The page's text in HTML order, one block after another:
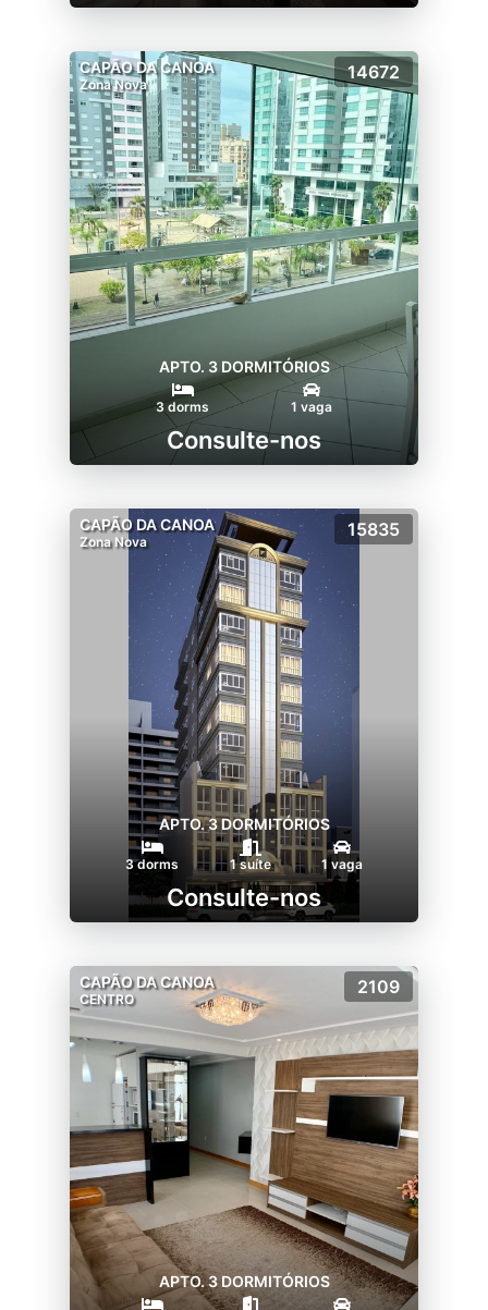
CAPÃO DA CANOA
Zona Nova
14672
APTO. 3 DORMITÓRIOS
3 dorms 1 vaga
Consulte-nos
CAPÃO DA CANOA
Zona Nova
15835
APTO. 3 DORMITÓRIOS
3 dorms 1 suíte 1 vaga
Consulte-nos
CAPÃO DA CANOA
CENTRO
2109
APTO. 3 DORMITÓRIOS